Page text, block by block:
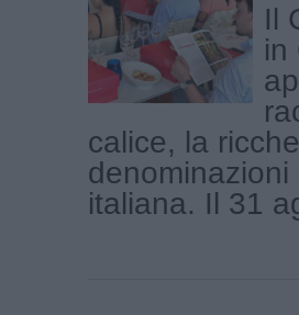
Il
in
calice, la
italiana. Il 31